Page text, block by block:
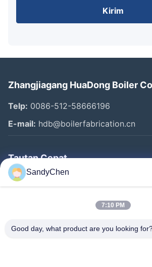
Kirim
Zhangjiagang HuaDong Boiler
Telp: 0086-512-58666196
E-mail: hdb@boilerfabrication.cn
Tautan Cepat
Rumah
Tentang Kami
SandyChen
7:10 PM
Good day, what product are you looking